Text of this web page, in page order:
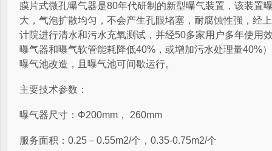
膜片式微孔曝气器是80年代研制的新型曝气装置，该装置
大，气泡扩散均匀，不会产生孔眼堵塞，耐腐蚀性强，经
计院进行清水和污水充氧测试，并经50多家用户多年使用
曝气器和曝气软管能耗降低40%，或增加污水处理量40%
曝气池改造，且曝气池可间歇运行。
主要技术参数：
曝气器尺寸：Φ200mm， 260mm
服务面积：0.25－0.55m2/个，0.35-0.75m2/个